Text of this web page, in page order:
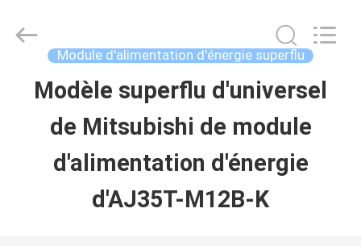
APERÇU
PRODUITS
Wisdomlong
Module d'alimentation d'énergie superflu
Modèle superflu d'universel
de Mitsubishi de module
d'alimentation d'énergie
d'AJ35T-M12B-K